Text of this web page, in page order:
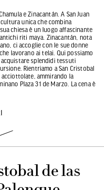
e Zinacantán. A San Juan
unica che combina
chiesa è un luogo affascinante
riti maya. Zinacantán, nota
ci accoglie con le sue donne
lavorano ai telai. Qui possiamo
splendidi tessuti
Rientriamo a San Cristobal
acciottolate, ammirando la
Plaza 31 de Marzo. La cena è
de las